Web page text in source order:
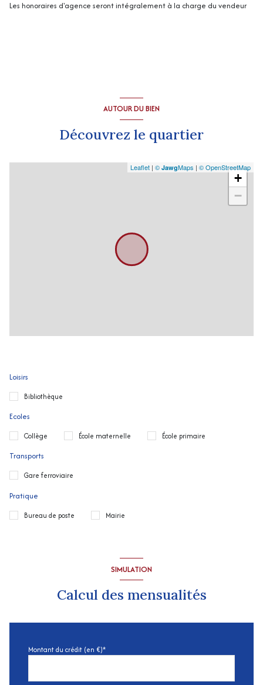
Les honoraires d'agence seront intégralement à la charge du vendeur
AUTOUR DU BIEN
Découvrez le quartier
+
−
Leaflet | © JawgMaps | © OpenStreetMap
Loisirs
Bibliothèque
Ecoles
Collège École maternelle École primaire
Transports
Gare ferroviaire
Pratique
Bureau de poste Mairie
SIMULATION
Calcul des mensualités
Montant du crédit (en €)*